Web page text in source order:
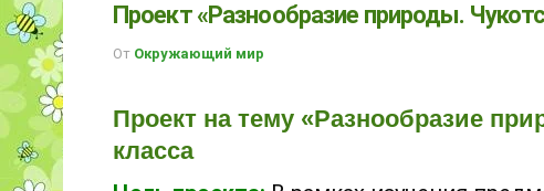
Проект «Разнообразие природы.
От Окружающий мир
Проект на тему «Разнообразие
класса